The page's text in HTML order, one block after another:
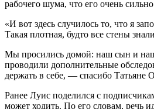
рабочего шума, что его очень
«И вот здесь случилось то, что я
Такая плотная, будто все стены
Мы просились домой: наш сын и
проводили дополнительные
держать в себе, — спасибо Татьяне
Ранее Луис поделился с
может ходить. По его словам, речь